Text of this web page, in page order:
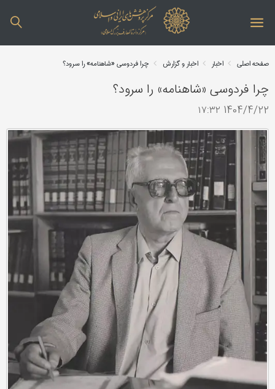
صفحه اصلی اخبار اخبار و گزارش چرا فردوسی «شاهنامه» را سرود؟
چرا فردوسی «شاهنامه» را سرود؟
1404/4/22 ۱۷:۳۲